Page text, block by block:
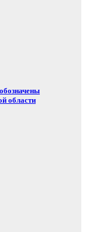
области